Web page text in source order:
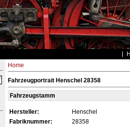
Home
Fahrzeugportrait Henschel 28358
Fahrzeugstamm
Hersteller:
Henschel
Fabriknummer:
28358